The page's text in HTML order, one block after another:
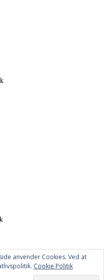
anvender Cookies. Ved at
Cookie Politik